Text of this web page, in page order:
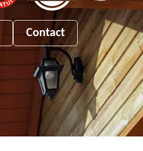
Contact